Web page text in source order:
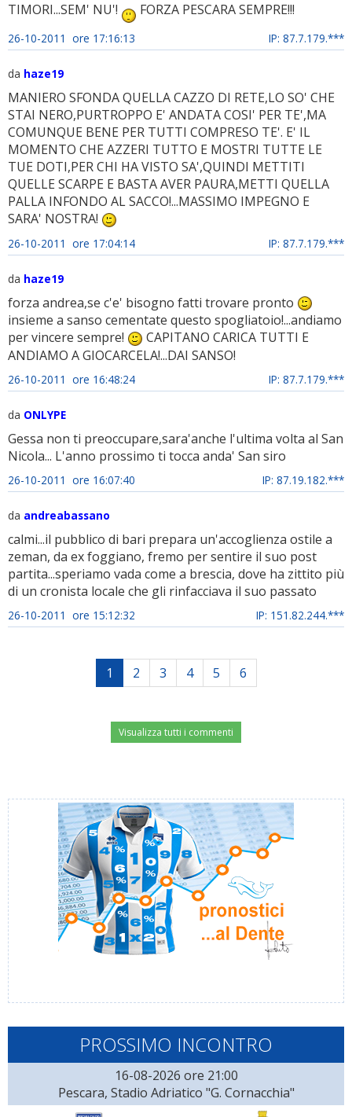
TIMORI...SEM' NU'!
FORZA PESCARA SEMPRE!!!
26-10-2011 ore 17:16:13 IP: 87.7.179.***
da haze19
MANIERO SFONDA QUELLA CAZZO DI RETE,LO SO' CHE
STAI NERO,PURTROPPO E' ANDATA COSI' PER TE',MA
COMUNQUE BENE PER TUTTI COMPRESO TE'. E' IL
MOMENTO CHE AZZERI TUTTO E MOSTRI TUTTE LE
TUE DOTI,PER CHI HA VISTO SA',QUINDI METTITI
QUELLE SCARPE E BASTA AVER PAURA,METTI QUELLA
PALLA INFONDO AL SACCO!...MASSIMO IMPEGNO E
SARA' NOSTRA!
26-10-2011 ore 17:04:14 IP: 87.7.179.***
da haze19
forza andrea,se c'e' bisogno fatti trovare pronto
insieme a sanso cementate questo spogliatoio!...andiamo
per vincere sempre!
CAPITANO CARICA TUTTI E
ANDIAMO A GIOCARCELA!...DAI SANSO!
26-10-2011 ore 16:48:24 IP: 87.7.179.***
da ONLYPE
Gessa non ti preoccupare,sara'anche l'ultima volta al San
Nicola... L'anno prossimo ti tocca anda' San siro
26-10-2011 ore 16:07:40 IP: 87.19.182.***
da andreabassano
calmi...il pubblico di bari prepara un'accoglienza ostile a
zeman, da ex foggiano, fremo per sentire il suo post
partita...speriamo vada come a brescia, dove ha zittito più
di un cronista locale che gli rinfacciava il suo passato
26-10-2011 ore 15:12:32 IP: 151.82.244.***
1 2 3 4 5 6
Visualizza tutti i commenti
PROSSIMO INCONTRO
16-08-2026 ore 21:00
Pescara, Stadio Adriatico "G. Cornacchia"